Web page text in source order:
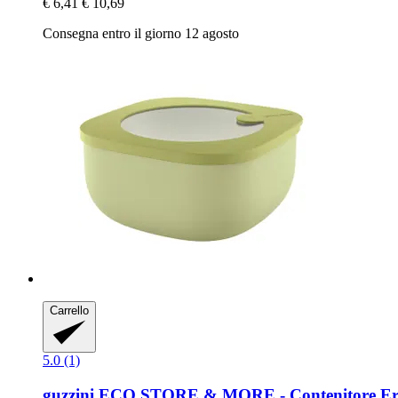
Consegna entro il giorno 12 agosto
Carrello
5.0 (1)